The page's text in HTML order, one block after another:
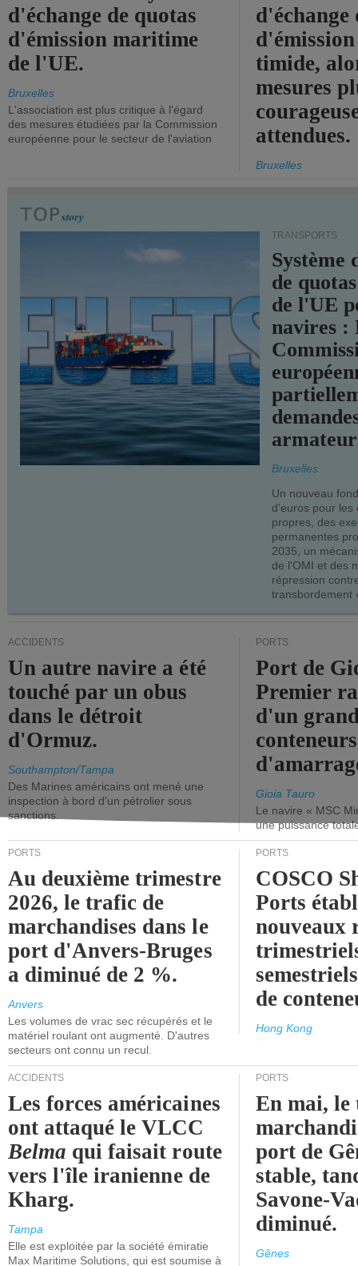
d'échange de quotas
d'émission maritime
de l'UE.
Bruxelles
L'association est plus critique à l'égard
des mesures étudiées par la Commission
européenne pour le secteur de l'aviation
d'échange
timide,
mesures
attendues.
Bruxelles
TRANSPORTS
Système
de
de l'UE
navires :
Bruxelles
Un nouveau
d'euros pour les
propres, des
permanentes
2035, un
de l'OMI et des
répression
transbordement
ACCIDENTS
Un autre navire a été
touché par un obus
dans le détroit
d'Ormuz.
Southampton/Tampa
Des Marines américains ont mené une
inspection à bord d'un pétrolier sous
sanctions.
PORTS
Port de
Premier
d'un
Gioia Tauro
Le navire « MSC
une puissance
PORTS
Au deuxième trimestre
2026, le trafic de
marchandises dans le
port d'Anvers-Bruges
a diminué de 2 %.
Anvers
Les volumes de vrac sec récupérés et le
matériel roulant ont augmenté. D'autres
secteurs ont connu un recul.
PORTS
COSCO
Ports
nouveaux
de
Hong Kong
ACCIDENTS
Les forces américaines
ont attaqué le VLCC
Belma qui faisait route
vers l'île iranienne de
Kharg.
Tampa
Elle est exploitée par la société émiratie
Max Maritime Solutions, qui est soumise à
PORTS
En mai, le
port de
stable,
Savone-
diminué.
Gênes